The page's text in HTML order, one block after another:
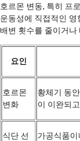
호르몬 변동, 특히 프
운동성에 직접적인 영
배변 횟수를 줄이거나
요인
호르몬
변화
황체기 동
이 이완되
식단 선
가공식품